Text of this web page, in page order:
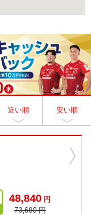
近い順 安い順
48,840 円
73,680 円